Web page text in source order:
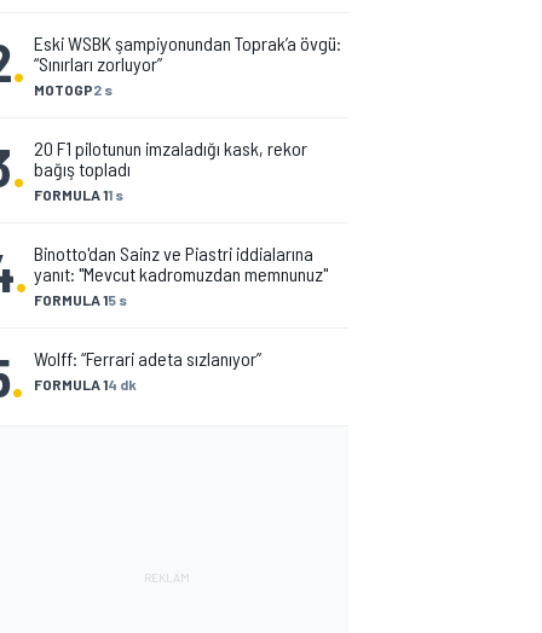
. MOTOGP2 s
Eski WSBK şampiyonundan Toprak’a övgü:
“Sınırları zorluyor”
. FORMULA 11 s
20 F1 pilotunun imzaladığı kask, rekor
bağış topladı
. FORMULA 15 s
Binotto'dan Sainz ve Piastri iddialarına
yanıt: "Mevcut kadromuzdan memnunuz"
. FORMULA 14 dk
Wolff: “Ferrari adeta sızlanıyor”